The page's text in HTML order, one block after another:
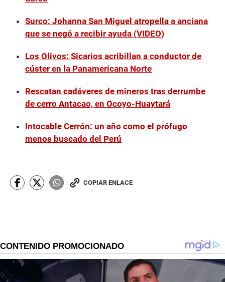
Surco: Johanna San Miguel atropella a anciana
que se negó a recibir ayuda (VIDEO)
Los Olivos: Sicarios acribillan a conductor de
cúster en la Panamericana Norte
Rescatan cadáveres de mineros tras derrumbe
de cerro Antacao, en Ocoyo-Huaytará
Intocable Cerrón: un año como el prófugo
menos buscado del Perú
COPIAR ENLACE